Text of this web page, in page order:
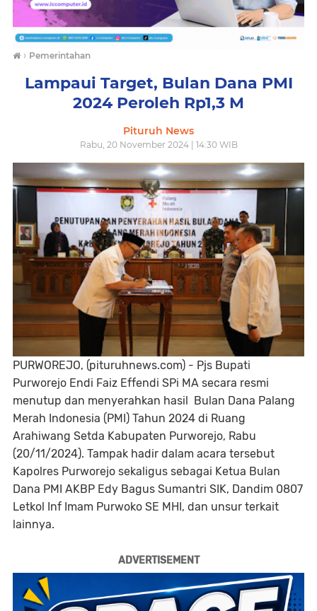
› Pemerintahan
Lampaui Target, Bulan Dana PMI
2024 Peroleh Rp1,3 M
Pituruh News
Rabu, 20 November 2024 | 14:30 WIB
PURWOREJO, (pituruhnews.com) - Pjs Bupati
Purworejo Endi Faiz Effendi SPi MA secara resmi
menutup dan menyerahkan hasil Bulan Dana Palang
Merah Indonesia (PMI) Tahun 2024 di Ruang
Arahiwang Setda Kabupaten Purworejo, Rabu
(20/11/2024). Tampak hadir dalam acara tersebut
Kapolres Purworejo sekaligus sebagai Ketua Bulan
Dana PMI AKBP Edy Bagus Sumantri SIK, Dandim 0807
Letkol Inf Imam Purwoko SE MHI, dan unsur terkait
lainnya.
ADVERTISEMENT